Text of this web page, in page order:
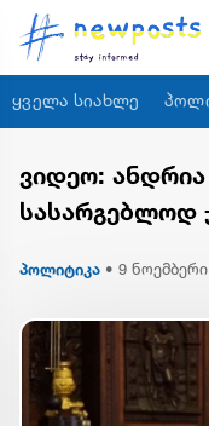
ყველა სიახლე
ვიდეო:
სასარგებლოდ
პოლიტიკა • 9